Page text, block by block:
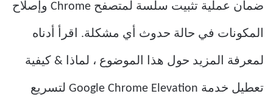
ضمان عملية تثبيت سلسة لمتصفح Chrome وإصلاح
المكونات في حالة حدوث أي مشكلة. اقرأ أدناه
لمعرفة المزيد حول هذا الموضوع ، لماذا & كيفية
تعطيل خدمة Google Chrome Elevation لتسريع